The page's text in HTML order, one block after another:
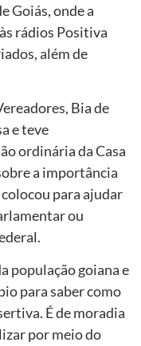
Goiás, onde a
rádios Positiva
além de
Bia de
e teve
ordinária da Casa
a importância
para ajudar
ou
população goiana e
para saber como
É de moradia
por meio do